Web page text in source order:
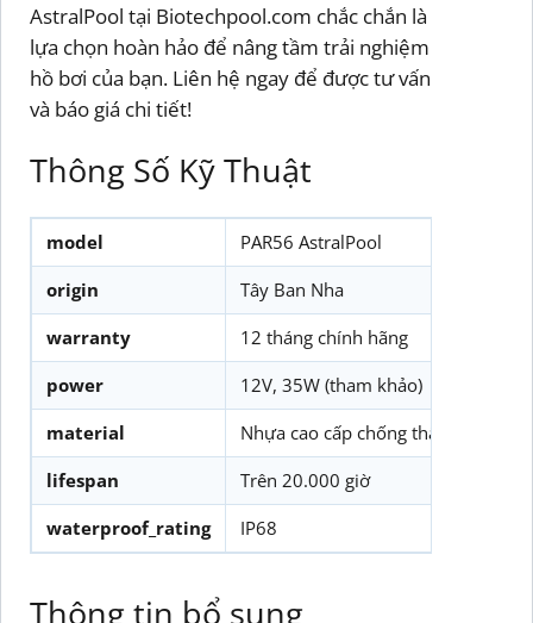
AstralPool tại Biotechpool.com chắc chắn là
lựa chọn hoàn hảo để nâng tầm trải nghiệm
hồ bơi của bạn. Liên hệ ngay để được tư vấn
và báo giá chi tiết!
Thông Số Kỹ Thuật
model PAR56 AstralPool
origin Tây Ban Nha
warranty 12 tháng chính hãng
power 12V, 35W (tham khảo)
material Nhựa cao cấp chống thấm nước
lifespan Trên 20.000 giờ
waterproof_rating IP68
Thông tin bổ sung